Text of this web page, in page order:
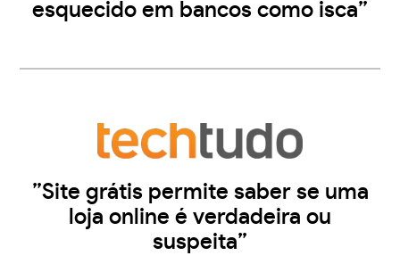
esquecido em bancos como isca”
”Site grátis permite saber se uma
loja online é verdadeira ou
suspeita”